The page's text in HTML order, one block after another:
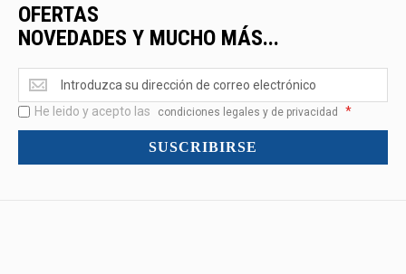
OFERTAS
NOVEDADES Y MUCHO MÁS...
Ofertas
<br>Novedades
y
mucho
He leido y acepto las condiciones legales y de privacidad *
SUSCRIBIRSE